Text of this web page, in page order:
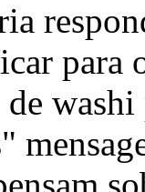
para